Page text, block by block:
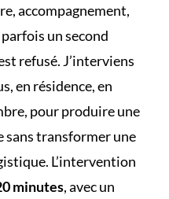
accompagnement,
un second
refusé. J’interviens
en résidence, en
pour produire une
sans transformer une
L’intervention
minutes, avec un